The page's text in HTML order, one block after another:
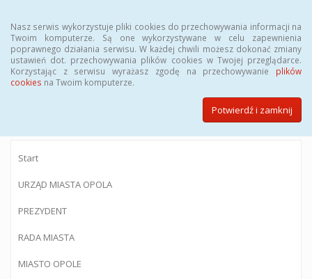
Nasz serwis wykorzystuje pliki cookies do przechowywania informacji na
Twoim komputerze. Są one wykorzystywane w celu zapewnienia
poprawnego działania serwisu. W każdej chwili możesz dokonać zmiany
ustawień dot. przechowywania plików cookies w Twojej przeglądarce.
Korzystając z serwisu wyrażasz zgodę na przechowywanie plików
cookies na Twoim komputerze.
Potwierdź i zamknij
BIULETYN INFORMACJI PUBLICZNEJ
Urzędu Miasta Opola
Start
URZĄD MIASTA OPOLA
PREZYDENT
RADA MIASTA
MIASTO OPOLE